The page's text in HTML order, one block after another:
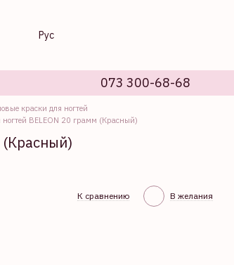
Рус
073 300-68-68
краски для ногтей
BELEON 20 грамм (Красный)
(Красный)
К сравнению В желания